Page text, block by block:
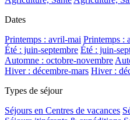
Dates
Printemps : avril-mai Printemps :
Été : juin-septembre Été : juin-
Automne : octobre-novembre
Hiver : décembre-mars Hiver :
Types de séjour
Séjours en Centres de vacances